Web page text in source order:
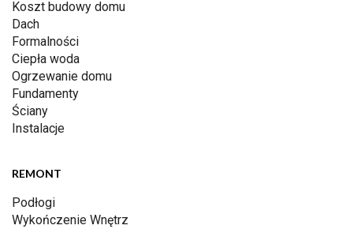
Koszt budowy domu
Dach
Formalności
Ciepła woda
Ogrzewanie domu
Fundamenty
Ściany
Instalacje
REMONT
Podłogi
Wykończenie Wnętrz